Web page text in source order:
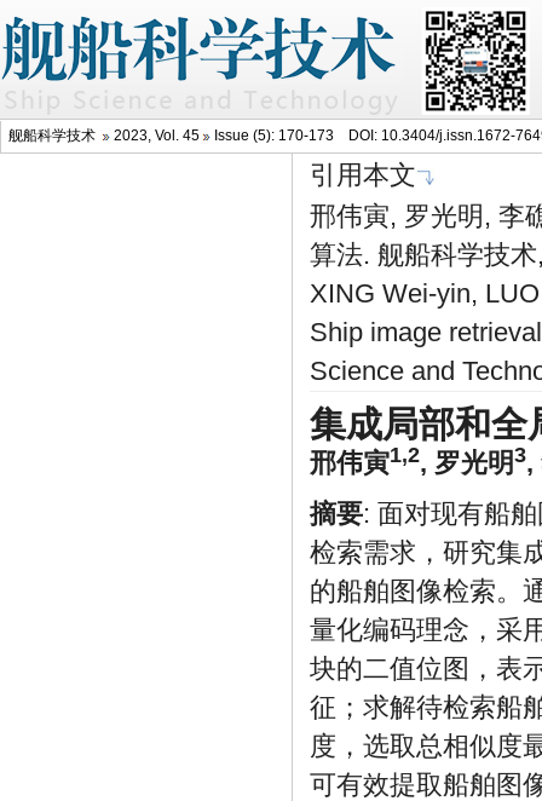
舰船科学技术 2023, Vol. 45 Issue (5): 170-173 DOI: 10.3404/j.issn.1672-
引用本文
邢伟寅, 罗光明, 李
算法. 舰船科学技
XING Wei-yin,
Ship image
Science and
集成局部和全
邢伟寅1,2, 罗光明3,
摘要: 面对现有船
检索需求，研究集
的船舶图像检索。
量化编码理念，采
块的二值位图，表
征；求解待检索船
度，选取总相似度
可有效提取船舶图